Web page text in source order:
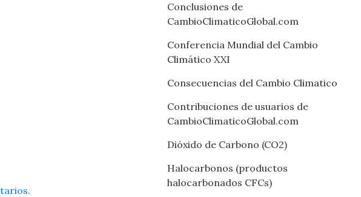
Conclusiones de
CambioClimaticoGlobal.com
Conferencia Mundial del Cambio
Climático XXI
Consecuencias del Cambio Climatico
Contribuciones de usuarios de
CambioClimaticoGlobal.com
Dióxido de Carbono (CO2)
Halocarbonos (productos
halocarbonados CFCs)